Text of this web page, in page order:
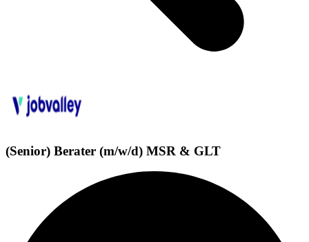
(Senior) Berater (m/w/d) MSR & GLT